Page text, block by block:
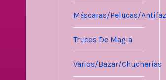
Máscaras/Pelucas/Antifaz
Trucos De Magia
Varios/Bazar/Chucherías